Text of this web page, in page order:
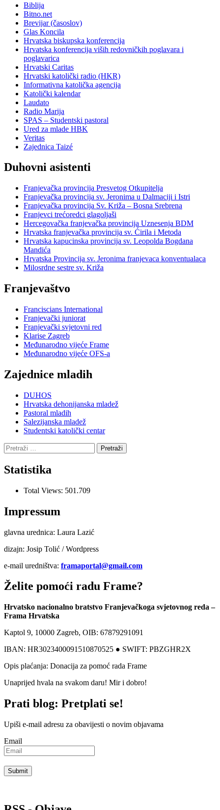
Biblija
Bitno.net
Brevijar (časoslov)
Glas Koncila
Hrvatska biskupska konferencija
Hrvatska konferencija viših redovničkih poglavara i
poglavarica
Hrvatski Caritas
Hrvatski katolički radio (HKR)
Informativna katolička agencija
Katolički kalendar
Laudato
Radio Marija
SPAS – Studentski pastoral
Ured za mlade HBK
Veritas
Zajednica Taizé
Duhovni asistenti
Franjevačka provincija Presvetog Otkupitelja
Franjevačka provincija sv. Jeronima u Dalmaciji i Istri
Franjevačka provincija Sv. Križa – Bosna Srebrena
Franjevci trećoredci glagoljaši
Hercegovačka franjevačka provincija Uznesenja BDM
Hrvatska franjevačka provincija sv. Ćirila i Metoda
Hrvatska kapucinska provincija sv. Leopolda Bogdana
Mandića
Hrvatska Provincija sv. Jeronima franjevaca konventualaca
Milosrdne sestre sv. Križa
Franjevaštvo
Franciscians International
Franjevački juniorat
Franjevački svjetovni red
Klarise Zagreb
Međunarodno vijeće Frame
Međunarodno vijeće OFS-a
Zajednice mladih
DUHOS
Hrvatska dehonijanska mladež
Pastoral mladih
Salezijanska mladež
Studentski katolički centar
Pretraži:
Statistika
Total Views: 501.709
Impressum
glavna urednica: Laura Lazić
dizajn: Josip Tolić / Wordpress
e-mail uredništva: framaportal@gmail.com
Želite pomoći radu Frame?
Hrvatsko nacionalno bratstvo Franjevačkoga svjetovnog reda –
Frama Hrvatska
Kaptol 9, 10000 Zagreb, OIB: 67879291091
IBAN: HR3023400091510870525 ● SWIFT: PBZGHR2X
Opis plaćanja: Donacija za pomoć rada Frame
Unaprijed hvala na svakom daru! Mir i dobro!
Prati blog: Pretplati se!
Upiši e-mail adresu za obavijesti o novim objavama
Email